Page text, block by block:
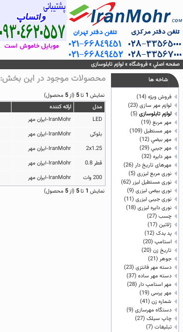
صفحه اصلي»فروشگاه»لوازم تابلوسازی
شاخه ها
فروش ویژه (14)
لوازم مهر سازی (23)
لوازم تابلوسازی (5)
مهر مربع (19)
مهر مستطيل (109)
مهر بيضي (12)
مهر جيبي (29)
مهر دايره (32)
مهرهای تاریخ دار (26)
نوری مربع لیزری (5)
نوری مستطیل لیزر (62)
نوری بیضی لیزری (9)
نوری جیبی لیزری (11)
نوری دایره لیزری (18)
چسب (27)
ژلاتين (17)
پد یدک (12)
استامپ (20)
تاريخ زن (20)
جوهر (21)
دسته مهر فانتزی (23)
دسته مهر ساده (37)
مهر استامپ دار (28)
مهر پرسی (19)
شماره زن (41)
دستگاه مهرسازی (9)
چاپ سيلک (27)
تبلیغات (7)
محصولات موجود در اين بخش:
نمايش 1 تا5 (از5 محصول)
مدل
ارائه كننده
IranMohr-ایران مهر
بلوکی
IranMohr-ایران مهر
IranMohr-ایران مهر
قطر 0.8
IranMohr-ایران مهر
IranMohr-ایران مهر
نمايش 1 تا5 (از5 محصول)